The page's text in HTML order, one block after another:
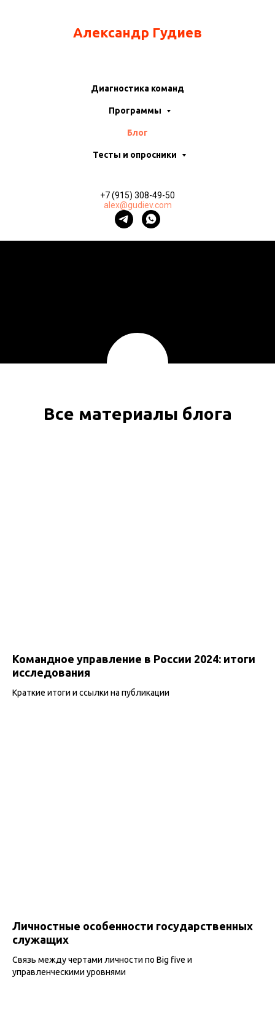
Александр Гудиев
Диагностика команд
Программы
Блог
Тесты и опросники
+7 (915) 308-49-50
alex@gudiev.com
Все материалы блога
Командное управление в России 2024: итоги
исследования
Краткие итоги и ссылки на публикации
Личностные особенности государственных
служащих
Связь между чертами личности по Big five и
управленческими уровнями